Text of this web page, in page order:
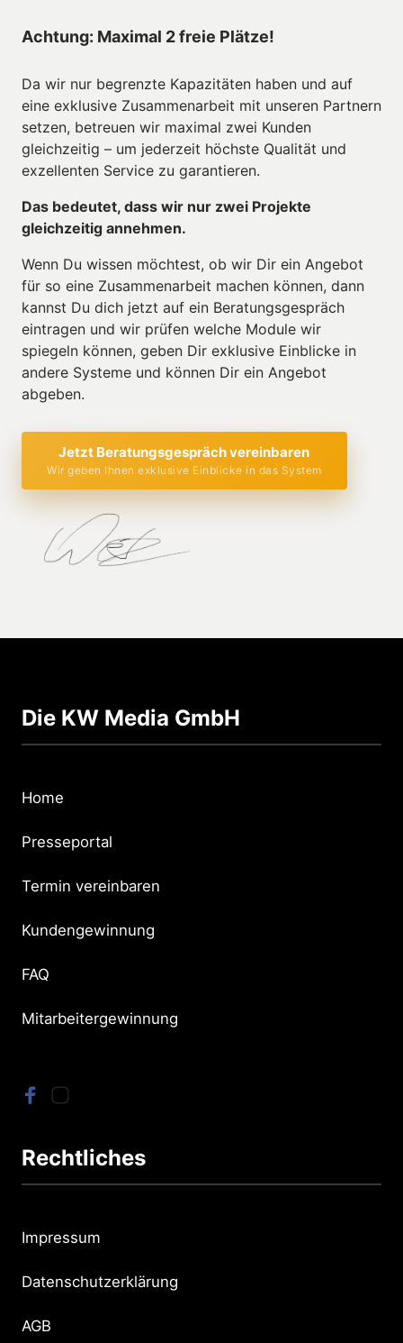
Achtung: Maximal 2 freie Plätze!
Da wir nur begrenzte Kapazitäten haben und auf
eine exklusive Zusammenarbeit mit unseren Partnern
setzen, betreuen wir maximal zwei Kunden
gleichzeitig – um jederzeit höchste Qualität und
exzellenten Service zu garantieren.
Das bedeutet, dass wir nur zwei Projekte
gleichzeitig annehmen.
Wenn Du wissen möchtest, ob wir Dir ein Angebot
für so eine Zusammenarbeit machen können, dann
kannst Du dich jetzt auf ein Beratungsgespräch
eintragen und wir prüfen welche Module wir
spiegeln können, geben Dir exklusive Einblicke in
andere Systeme und können Dir ein Angebot
abgeben.
Jetzt Beratungsgespräch vereinbaren
Wir geben Ihnen exklusive Einblicke in das System
Die KW Media GmbH
Home
Presseportal
Termin vereinbaren
Kundengewinnung
FAQ
Mitarbeitergewinnung
Rechtliches
Impressum
Datenschutzerklärung
AGB